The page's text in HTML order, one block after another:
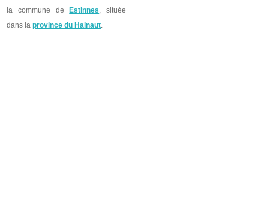
la commune de
Estinnes, située
dans la province du Hainaut.